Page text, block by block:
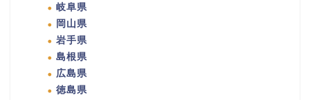
岐阜県
岡山県
岩手県
島根県
広島県
徳島県